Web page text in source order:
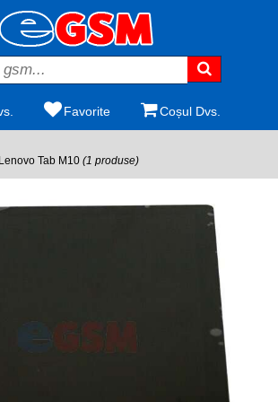
Favorite Coșul Dvs.
Lenovo Tab M10 (1 produse)